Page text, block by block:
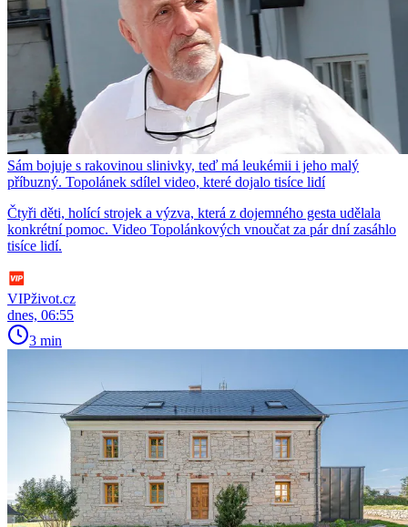
Sám bojuje s rakovinou slinivky, teď má leukémii i jeho malý
příbuzný. Topolánek sdílel video, které dojalo tisíce lidí
Čtyři děti, holící strojek a výzva, která z dojemného gesta udělala
konkrétní pomoc. Video Topolánkových vnoučat za pár dní zasáhlo
tisíce lidí.
VIPživot.cz
dnes, 06:55
3 min